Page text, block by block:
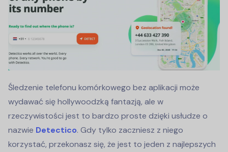
Śledzenie telefonu komórkowego bez aplikacji może
wydawać się hollywoodzką fantazją, ale w
rzeczywistości jest to bardzo proste dzięki usłudze o
nazwie Detectico. Gdy tylko zaczniesz z niego
korzystać, przekonasz się, że jest to jeden z najlepszych